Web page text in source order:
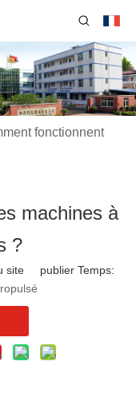
fonctionnent
machines à
?
site publier Temps: